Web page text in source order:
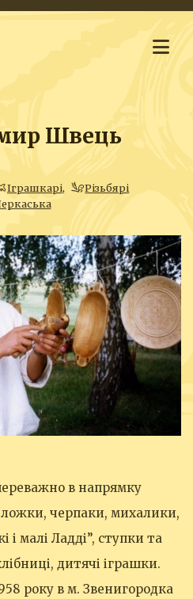
Швець
Іграшкарі,
Різьбярі
в напрямку
черпаки, михалики,
і малі Ладді”, ступки та
дитячі іграшки.
року в м. Звенигородка